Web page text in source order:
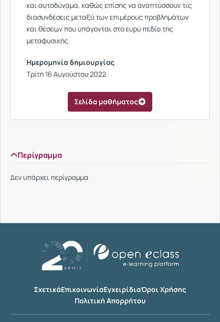
και αυτοδύναμα, καθώς επίσης να αναπτύσσουν τις
διασυνδέσεις μεταξύ των επιμέρους προβλημάτων
και θέσεων που υπάγονται στο ευρύ πεδίο της
μεταφυσικής.
Ημερομηνία δημιουργίας
Τρίτη 16 Αυγούστου 2022
Σελίδα μαθήματος
Περίγραμμα
Δεν υπάρχει περίγραμμα
ΣχετικάΕπικοινωνίαΕγχειρίδιαΌροι Χρήσης
Πολιτική Απορρήτου